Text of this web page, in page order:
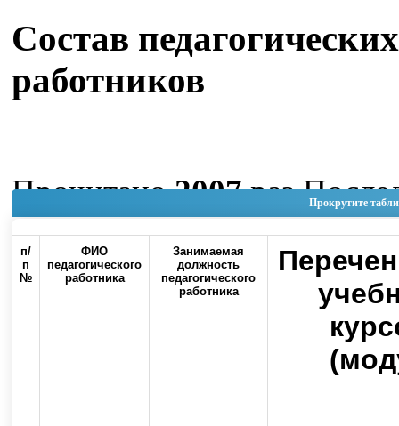
Состав педагогических
работников
Прокрутите
п/
п
№
ФИО
педагогического
работника
Занимаемая
должность
педагогического
работника
Прочитано2007раз
изменение Четверг, 04
11:37